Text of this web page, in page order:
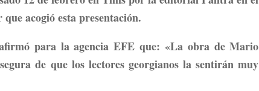
acogió esta presentación.
para la agencia EFE que: «La obra de Mario
de que los lectores georgianos la sentirán muy